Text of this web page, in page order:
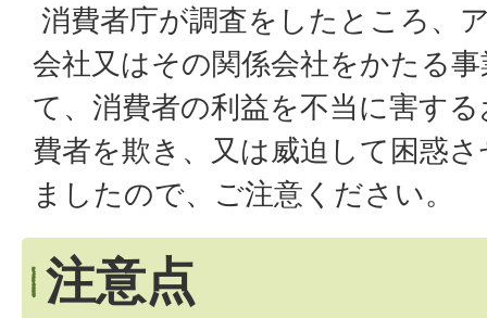
消費者庁が調査をしたところ、
会社又はその関係会社をかたる
て、消費者の利益を不当に害す
費者を欺き、又は威迫して困惑
ましたので、ご注意ください。
注意点